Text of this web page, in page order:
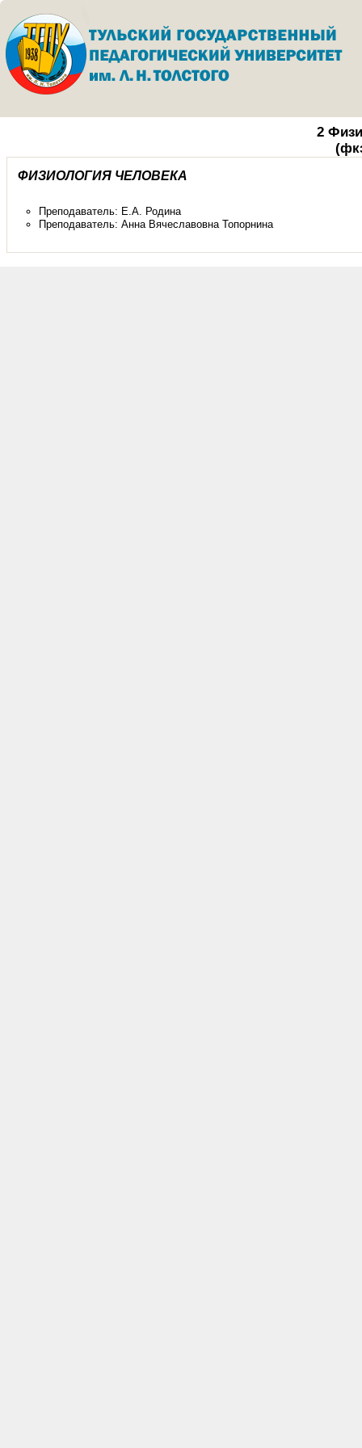
2
ФИЗИОЛОГИЯ ЧЕЛОВЕКА
Преподаватель: Е.А. Родина
Преподаватель: Анна Вячеславовна Топорнина